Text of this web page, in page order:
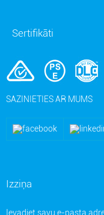
Sertifikāti
SAZINIETIES AR MUMS
Izziņa
Ievadiet savu e-pasta